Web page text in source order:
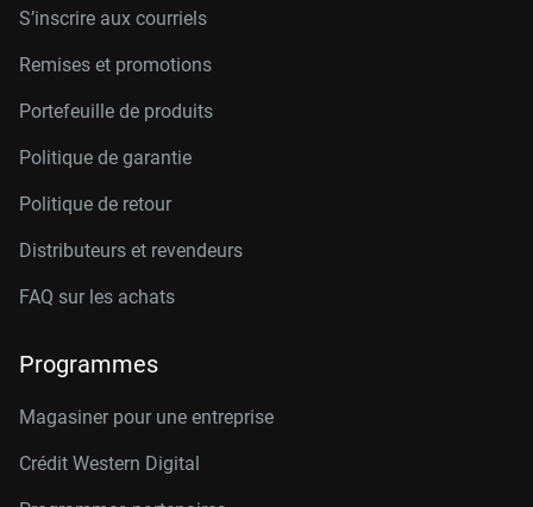
S’inscrire aux courriels
Remises et promotions
Portefeuille de produits
Politique de garantie
Politique de retour
Distributeurs et revendeurs
FAQ sur les achats
Programmes
Magasiner pour une entreprise
Crédit Western Digital